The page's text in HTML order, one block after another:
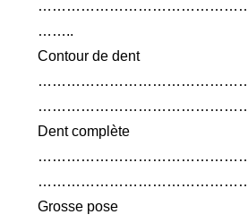
……..
Contour de dent
Dent complète
Grosse pose